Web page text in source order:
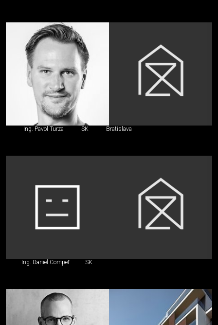
Ing. Pavol Turza SK Bratislava
Ing. Daniel Compeľ SK